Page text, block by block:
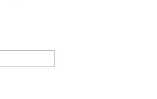
Übernachtungspartys, ein
wir am Sonntag nach Piekary